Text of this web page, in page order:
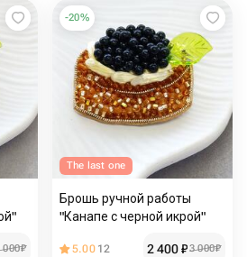
000₽
-20%
The last one
Брошь ручной работы
"Канапе с черной икрой"
5.00 12 2 400₽3 000₽